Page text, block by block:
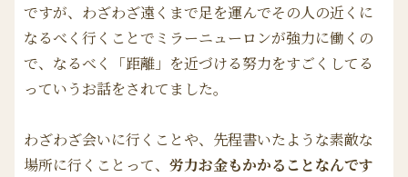
ですが、わざわざ遠くまで足を運んでその人の近くに
なるべく行くことでミラーニューロンが強力に働くの
で、なるべく「距離」を近づける努力をすごくしてる
っていうお話をされてました。
わざわざ会いに行くことや、先程書いたような素敵な
場所に行くことって、 労力お金もかかることなんです